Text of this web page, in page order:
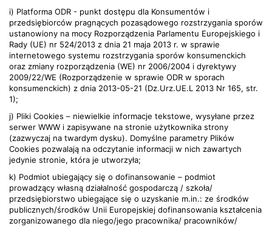
i) Platforma ODR - punkt dostępu dla Konsumentów i
przedsiębiorców pragnących pozasądowego rozstrzygania sporów
ustanowiony na mocy Rozporządzenia Parlamentu Europejskiego i
Rady (UE) nr 524/2013 z dnia 21 maja 2013 r. w sprawie
internetowego systemu rozstrzygania sporów konsumenckich
oraz zmiany rozporządzenia (WE) nr 2006/2004 i dyrektywy
2009/22/WE (Rozporządzenie w sprawie ODR w sporach
konsumenckich) z dnia 2013-05-21 (Dz.Urz.UE.L 2013 Nr 165, str.
1);
j) Pliki Cookies – niewielkie informacje tekstowe, wysyłane przez
serwer WWW i zapisywane na stronie użytkownika strony
(zazwyczaj na twardym dysku). Domyślne parametry Plików
Cookies pozwalają na odczytanie informacji w nich zawartych
jedynie stronie, która je utworzyła;
k) Podmiot ubiegający się o dofinansowanie – podmiot
prowadzący własną działalność gospodarczą / szkoła/
przedsiębiorstwo ubiegające się o uzyskanie m.in.: ze środków
publicznych/środków Unii Europejskiej dofinansowania kształcenia
zorganizowanego dla niego/jego pracownika/ pracowników/